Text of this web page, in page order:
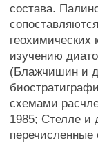
состава.
изучению
(Блажчишин и
схемами
1985; Стелле и